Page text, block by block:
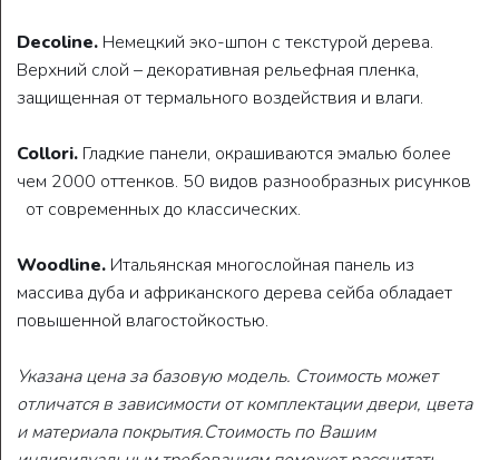
Decoline. Немецкий эко-шпон с текстурой дерева.
Верхний слой – декоративная рельефная пленка,
защищенная от термального воздействия и влаги.
Collori. Гладкие панели, окрашиваются эмалью более
чем 2000 оттенков. 50 видов разнообразных рисунков
от современных до классических.
Woodline. Итальянская многослойная панель из
массива дуба и африканского дерева сейба обладает
повышенной влагостойкостью.
Указана цена за базовую модель. Стоимость может
отличатся в зависимости от комплектации двери, цвета
и материала покрытия.Cтоимость по Вашим